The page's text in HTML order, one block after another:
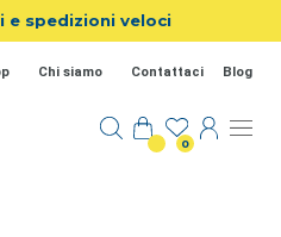
e spedizioni veloci
Chi siamo Contattaci Blog
0